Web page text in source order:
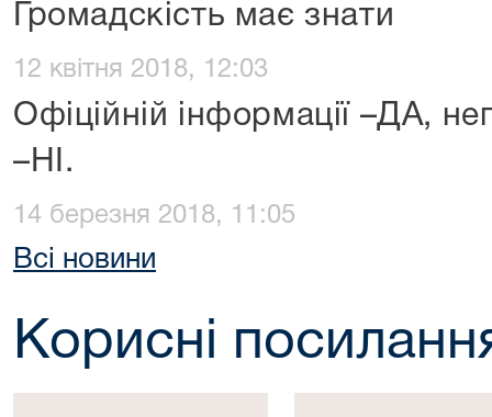
Громадскість має знати
12 квітня 2018, 12:03
Офіційній інформації –ДА,
–НІ.
14 березня 2018, 11:05
Всі новини
Корисні